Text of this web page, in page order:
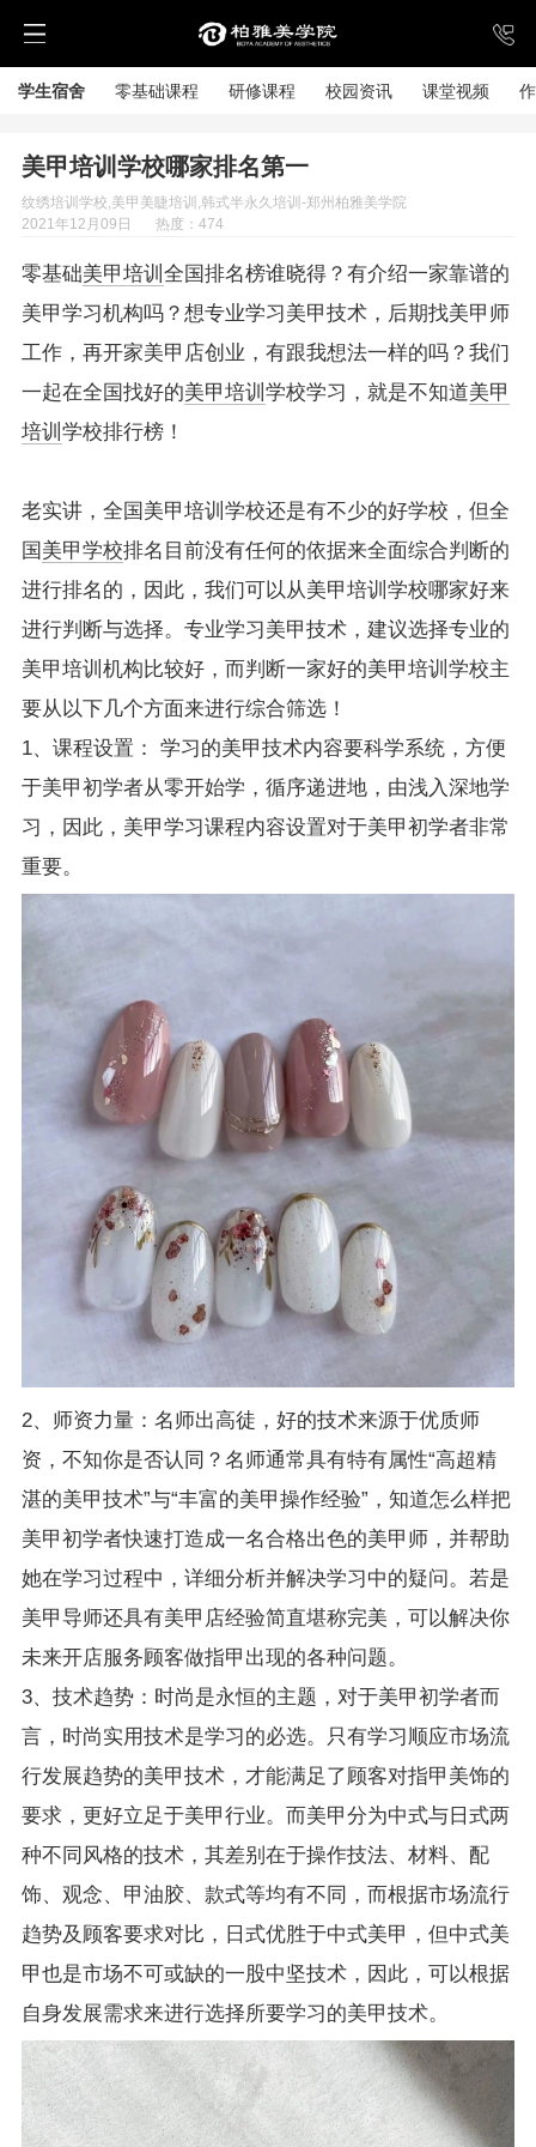
学生宿舍 零基础课程 研修课程 校园资讯 课堂视频
美甲培训学校哪家排名第一
纹绣培训学校,美甲美睫培训,韩式半永久培训-郑州柏雅美学院
2021年12月09日
热度：474
零基础美甲培训 全国排名榜谁晓得？有介绍一家靠谱的
美甲学习机构吗？想专业学习美甲技术，后期找美甲师
工作，再开家美甲店创业，有跟我想法一样的吗？我们
一起在全国找好的美甲培训 学校学习，就是不知道美甲
培训 学校排行榜！
老实讲，全国美甲培训学校还是有不少的好学校，但全
国 美甲学校排名目前没有任何的依据来全面综合判断的
进行排名的，因此，我们可以从美甲培训学校哪家好来
进行判断与选择。专业学习美甲技术，建议选择专业的
美甲培训机构比较好，而判断一家好的美甲培训学校主
要从以下几个方面来进行综合筛选！
1、课程设置： 学习的美甲技术内容要科学系统，方便
于美甲初学者从零开始学，循序递进地，由浅入深地学
习，因此，美甲学习课程内容设置对于美甲初学者非常
重要。
2、师资力量：名师出高徒，好的技术来源于优质师
资，不知你是否认同？名师通常具有特有属性“高超精
湛的美甲技术”与“丰富的美甲操作经验”，知道怎么样把
美甲初学者快速打造成一名合格出色的美甲师，并帮助
她在学习过程中，详细分析并解决学习中的疑问。若是
美甲导师还具有美甲店经验简直堪称完美，可以解决你
未来开店服务顾客做指甲出现的各种问题。
3、技术趋势：时尚是永恒的主题，对于美甲初学者而
言，时尚实用技术是学习的必选。只有学习顺应市场流
行发展趋势的美甲技术，才能满足了顾客对指甲美饰的
要求，更好立足于美甲行业。而美甲分为中式与日式两
种不同风格的技术，其差别在于操作技法、材料、配
饰、观念、甲油胶、款式等均有不同，而根据市场流行
趋势及顾客要求对比，日式优胜于中式美甲，但中式美
甲也是市场不可或缺的一股中坚技术，因此，可以根据
自身发展需求来进行选择所要学习的美甲技术。